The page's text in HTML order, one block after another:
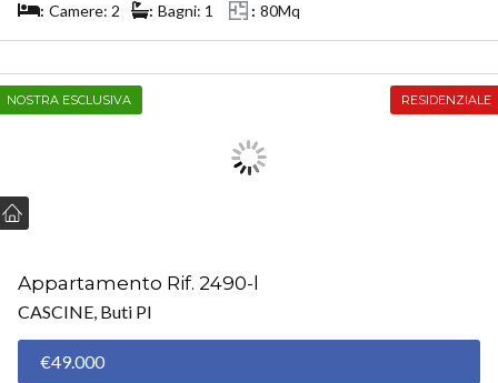
Camere: 2 Bagni: 1 80Mq
NOSTRA ESCLUSIVA RESIDENZIALE
Appartamento Rif. 2490-l
CASCINE, Buti PI
€49.000